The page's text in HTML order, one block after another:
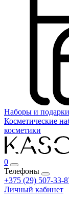
Наборы и подарки
Косметические
косметики
0
Телефоны
+375 (29) 507-33-
Личный кабинет